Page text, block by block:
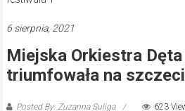
6 sierpnia, 2021
Miejska Orkiestra
triumfowała na
Posted By: Zuzanna Suliga
623